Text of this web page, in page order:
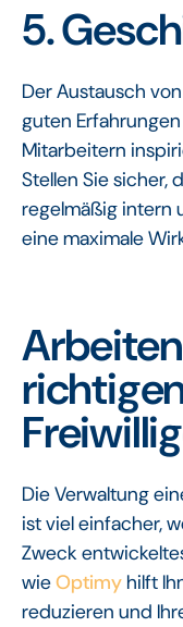
5.
Der Austausch
guten
Mitarbeitern
Stellen Sie sicher,
regelmäßig intern
eine maximale
Die Verwaltung
ist viel einfacher,
Zweck
wieOptimy hilft
reduzieren und